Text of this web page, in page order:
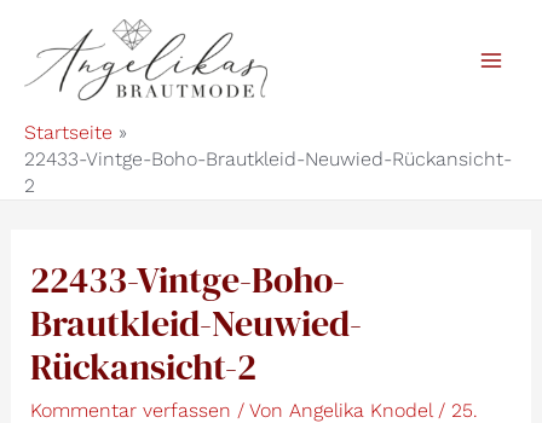
Inhalt
springen
Startseite
22433-Vintge-Boho-Brautkleid-Neuwied-Rückansicht-
2
22433-Vintge-Boho-
Brautkleid-Neuwied-
Rückansicht-2
Kommentar verfassen / Von Angelika Knodel / 25.